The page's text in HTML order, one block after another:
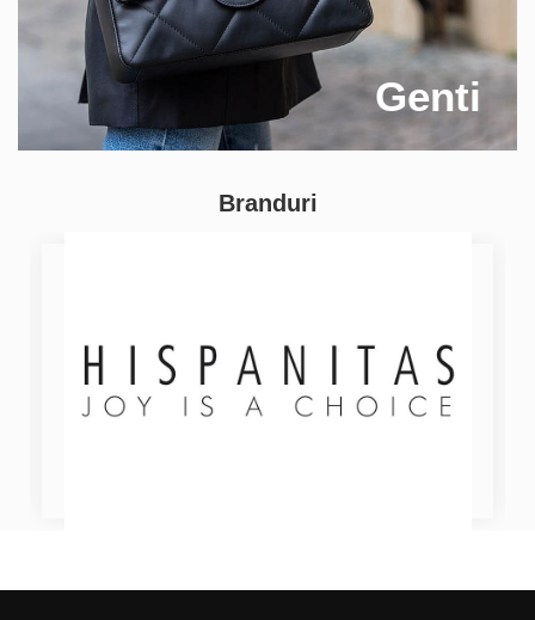
Genti
Branduri